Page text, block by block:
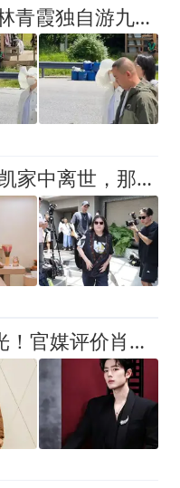
送别施南生后首现身，林青霞独自游九寨沟，一身白衣太让人心疼了
43岁《薰衣草》演员王凯家中离世，那张母亲节遗照让全台静了三秒
肖战“谍报”定档时间曝光！官媒评价肖战戏路覆盖广泛，有口皆碑